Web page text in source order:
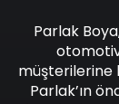
Parlak
müşterilerine
Parlak’ın